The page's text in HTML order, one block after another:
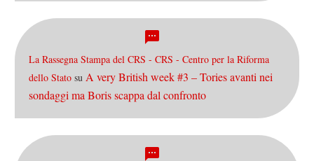
La Rassegna Stampa del CRS - CRS - Centro per la Riforma
dello Stato su A very British week #3 – Tories avanti nei
sondaggi ma Boris scappa dal confronto